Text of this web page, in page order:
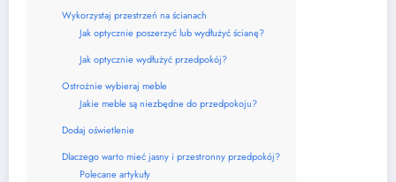
Wykorzystaj przestrzeń na ścianach
Jak optycznie poszerzyć lub wydłużyć ścianę?
Jak optycznie wydłużyć przedpokój?
Ostrożnie wybieraj meble
Jakie meble są niezbędne do przedpokoju?
Dodaj oświetlenie
Dlaczego warto mieć jasny i przestronny przedpokój?
Polecane artykuły